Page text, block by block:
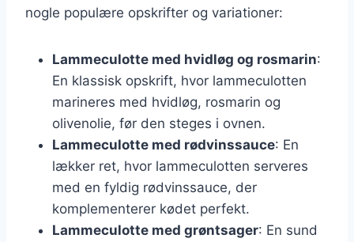
nogle populære opskrifter og variationer:
Lammeculotte med hvidløg og rosmarin:
En klassisk opskrift, hvor lammeculotten
marineres med hvidløg, rosmarin og
olivenolie, før den steges i ovnen.
Lammeculotte med rødvinssauce: En
lækker ret, hvor lammeculotten serveres
med en fyldig rødvinssauce, der
komplementerer kødet perfekt.
Lammeculotte med grøntsager: En sund